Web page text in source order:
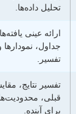
تحلیل داده‌ها.
ارائه عینی
جداول،
تفسیر.
تفسیر نتایج،
قبلی، محدودیت‌ها
برای آینده.